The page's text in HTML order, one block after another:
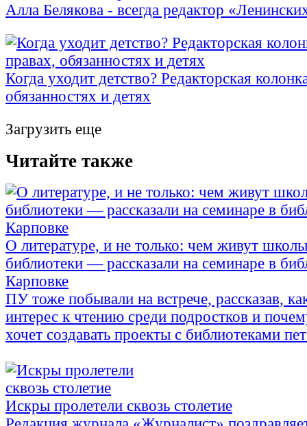
Алла Белякова - всегда редактор
Когда уходит детство? Редакторская
обязанностях и детях
Загрузить еще
Читайте также
О литературе, и не только: чем живут
библиотеки — рассказали на семинаре в
Карповке
ПУ тоже побывали на встрече, рассказав,
интерес к чтению среди подростков и
хочет создавать проекты с библиотеками
Искры пролетели сквозь столетие